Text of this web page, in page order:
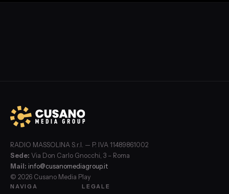
RADIO MASSOLINA S.r.l. — P. IVA 11489861002
Sede: Via Don Carlo Gnocchi, 3 – Roma
Mail: info@cusanomediagroup.it
© 2026 Cusano Media Play
NAVIGA LEGALE